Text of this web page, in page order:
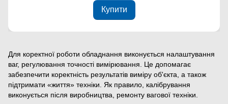
Купити
Для коректної роботи обладнання виконується налаштування
ваг, регулювання точності вимірювання. Це допомагає
забезпечити коректність результатів виміру об'єкта, а також
підтримати «життя» техніки. Як правило, калібрування
виконується після виробництва, ремонту вагової техніки.